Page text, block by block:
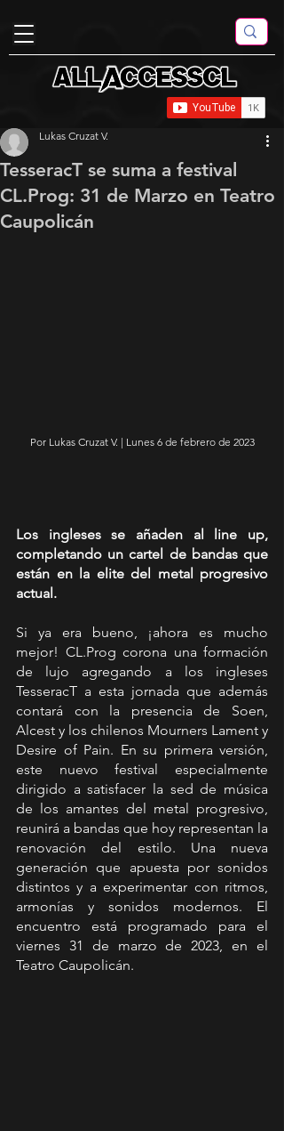
TesseracT se suma a festival
CL.Prog: 31 de Marzo en Teatro
Caupolicán
Lukas Cruzat V.
Por Lukas Cruzat V. | Lunes 6 de febrero de 2023
Los ingleses se añaden al line up,
completando un cartel de bandas que
están en la elite del metal progresivo
actual.
Si ya era bueno, ¡ahora es mucho
mejor! CL.Prog corona una formación
de lujo agregando a los ingleses
TesseracT a esta jornada que además
contará con la presencia de Soen,
Alcest y los chilenos Mourners Lament y
Desire of Pain. En su primera versión,
este nuevo festival especialmente
dirigido a satisfacer la sed de música
de los amantes del metal progresivo,
reunirá a bandas que hoy representan la
renovación del estilo. Una nueva
generación que apuesta por sonidos
distintos y a experimentar con ritmos,
armonías y sonidos modernos. El
encuentro está programado para el
viernes 31 de marzo de 2023, en el
Teatro Caupolicán.